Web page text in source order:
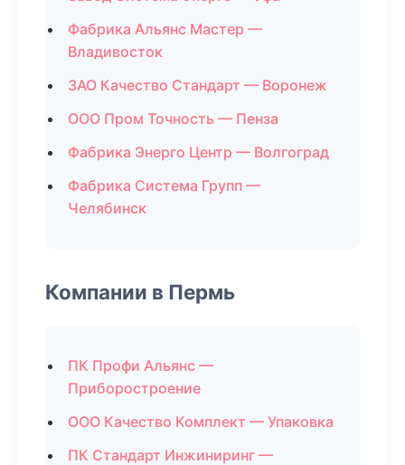
Фабрика Альянс Мастер —
Владивосток
ЗАО Качество Стандарт — Воронеж
ООО Пром Точность — Пенза
Фабрика Энерго Центр — Волгоград
Фабрика Система Групп —
Челябинск
Компании в Пермь
ПК Профи Альянс —
Приборостроение
ООО Качество Комплект — Упаковка
ПК Стандарт Инжиниринг —